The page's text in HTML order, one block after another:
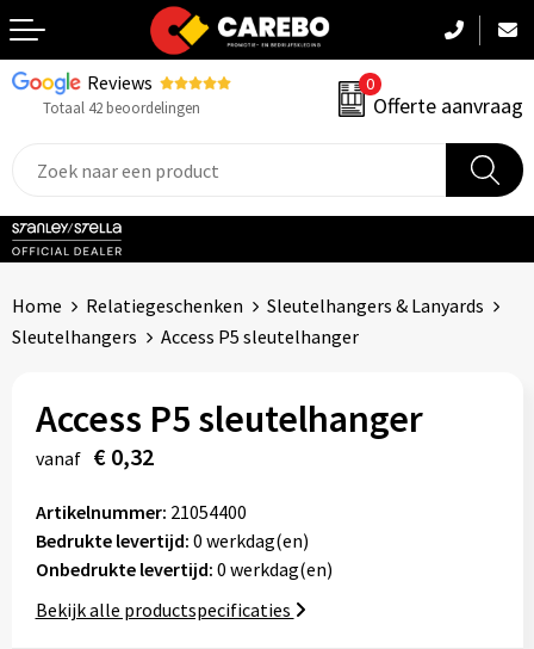
Reviews
Totaal 42 beoordelingen
0
Offerte aanvraag
Terug
Sportkleding
Handdoeken & Dekens
Relatiegeschenken
Home Relatiegeschenken
Sleutelhangers & Lanyards
Sleutelhangers
Access P5 sleutelhanger
Access P5 sleutelhanger
vanaf € 0,32
Artikelnummer: 21054400
Bedrukte levertijd: 0 werkdag(en)
Onbedrukte levertijd: 0 werkdag(en)
Bekijk alle productspecificaties